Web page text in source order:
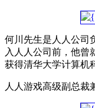
何川先生是人人公司
入人人公司前，他曾
获得清华大学计算机
人人游戏高级副总裁